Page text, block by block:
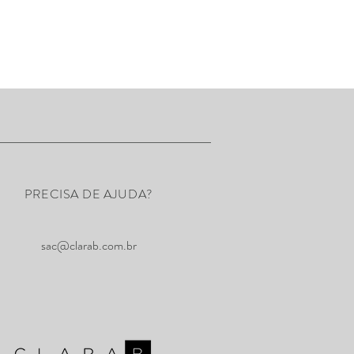
PRECISA DE AJUDA?
sac@clarab.com.br